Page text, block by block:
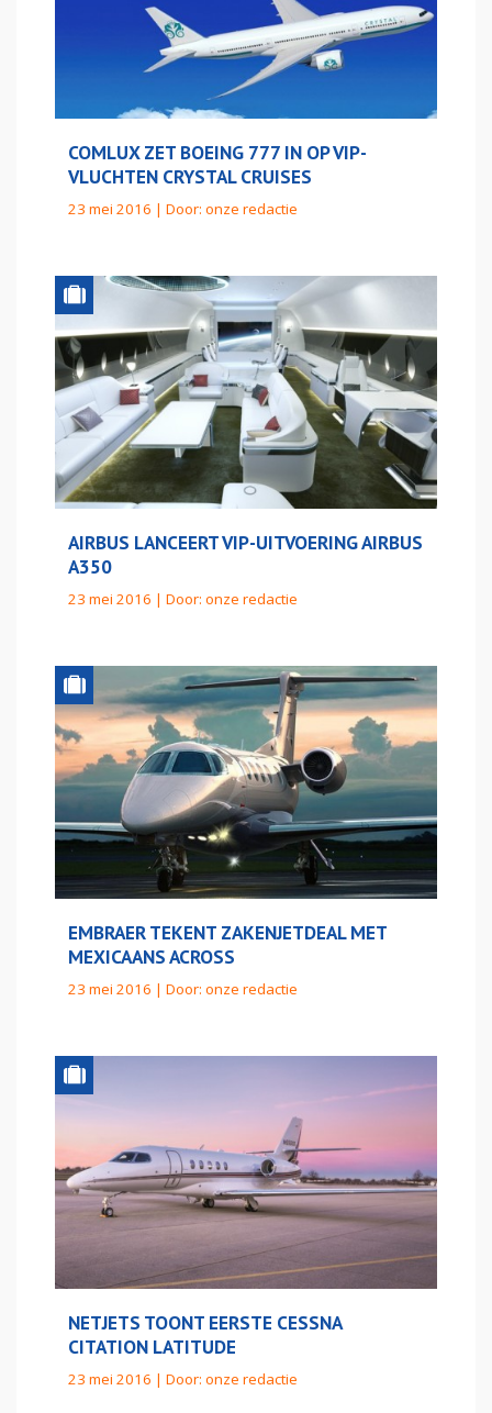
COMLUX ZET BOEING 777 IN OP VIP-
VLUCHTEN CRYSTAL CRUISES
23 mei 2016 | Door: onze redactie
AIRBUS LANCEERT VIP-UITVOERING AIRBUS
A350
23 mei 2016 | Door: onze redactie
EMBRAER TEKENT ZAKENJETDEAL MET
MEXICAANS ACROSS
23 mei 2016 | Door: onze redactie
NETJETS TOONT EERSTE CESSNA
CITATION LATITUDE
23 mei 2016 | Door: onze redactie